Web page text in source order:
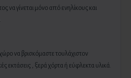
να γίνεται μόνο από ενηλίκους και
να βρισκόμαστε τουλάχιστον
εκτάσεις , ξερά χόρτα ή εύφλεκτα υλικά.